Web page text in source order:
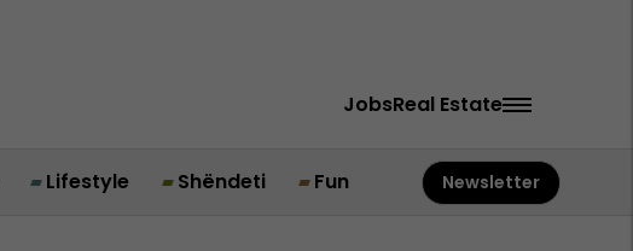
JobsReal Estate
Lifestyle Shëndeti Fun Newsletter